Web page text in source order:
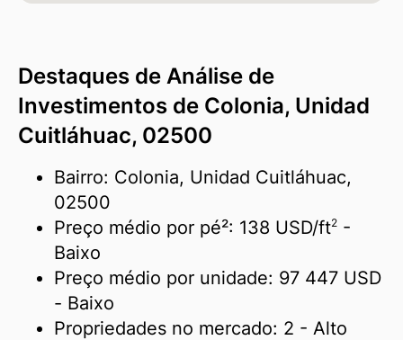
Destaques de Análise de
Investimentos de Colonia, Unidad
Cuitláhuac, 02500
Bairro: Colonia, Unidad Cuitláhuac,
02500
Preço médio por pé²: 138 USD/ft2 -
Baixo
Preço médio por unidade: 97 447 USD
- Baixo
Propriedades no mercado: 2 - Alto